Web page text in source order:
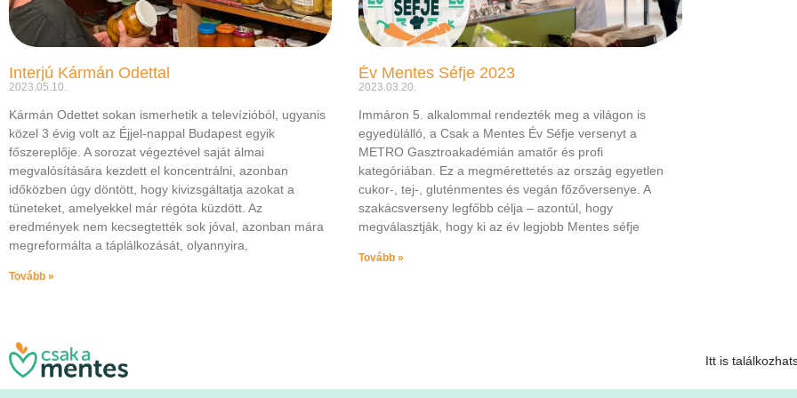
Interjú Kármán Odettal
2023.05.10.
Kármán Odettet sokan ismerhetik a televízióból, ugyanis
közel 3 évig volt az Éjjel-nappal Budapest egyik
főszereplője. A sorozat végeztével saját álmai
megvalósítására kezdett el koncentrálni, azonban
időközben úgy döntött, hogy kivizsgáltatja azokat a
tüneteket, amelyekkel már régóta küzdött. Az
eredmények nem kecsegtették sok jóval, azonban mára
megreformálta a táplálkozását, olyannyira,
Tovább »
Év Mentes Séfje 2023
2023.03.20.
Immáron 5. alkalommal rendezték meg a világon is
egyedülálló, a Csak a Mentes Év Séfje versenyt a
METRO Gasztroakadémián amatőr és profi
kategóriában. Ez a megmérettetés az ország egyetlen
cukor-, tej-, gluténmentes és vegán főzőversenye. A
szakácsverseny legfőbb célja – azontúl, hogy
megválasztják, hogy ki az év legjobb Mentes séfje
Tovább »
Itt is